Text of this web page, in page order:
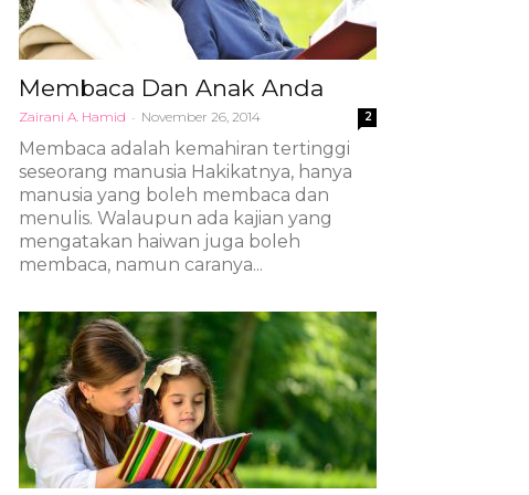
Membaca Dan Anak Anda
Zairani A. Hamid - November 26, 2014 2
Membaca adalah kemahiran tertinggi
seseorang manusia Hakikatnya, hanya
manusia yang boleh membaca dan
menulis. Walaupun ada kajian yang
mengatakan haiwan juga boleh
membaca, namun caranya...